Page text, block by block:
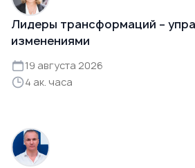
Лидеры трансформаций –
изменениями
19 августа 2026
4 ак. часа